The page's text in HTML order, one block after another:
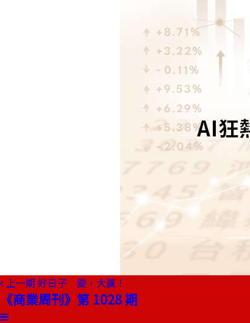
上一期 好日子 變，大贏！
《商業周刊》第 1028 期